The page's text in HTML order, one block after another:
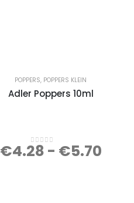
POPPERS, POPPERS KLEIN
Adler Poppers 10ml
0out of 5
€4.28 - €5.70